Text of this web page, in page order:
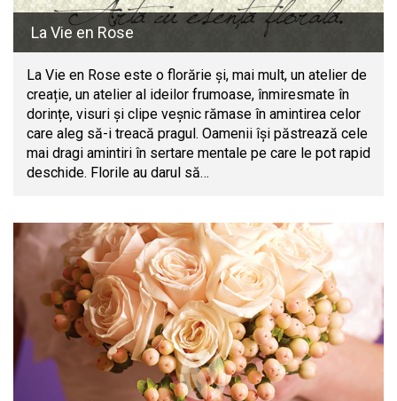
La Vie en Rose
La Vie en Rose este o florărie și, mai mult, un atelier de
creație, un atelier al ideilor frumoase, înmiresmate în
dorințe, visuri și clipe veșnic rămase în amintirea celor
care aleg să-i treacă pragul. Oamenii își păstrează cele
mai dragi amintiri în sertare mentale pe care le pot rapid
deschide. Florile au darul să…